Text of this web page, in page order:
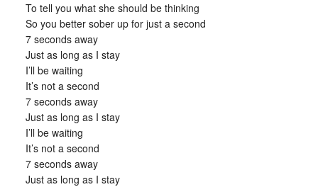
To tell you what she should be thinking
So you better sober up for just a second
7 seconds away
Just as long as I stay
I’ll be waiting
It’s not a second
7 seconds away
Just as long as I stay
I’ll be waiting
It’s not a second
7 seconds away
Just as long as I stay